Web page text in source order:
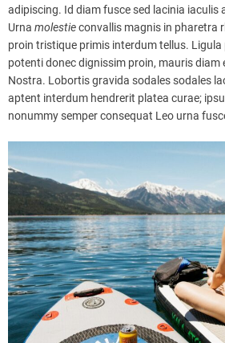
adipiscing. Id diam fusce sed lacinia iaculis
Urna molestieconvallis magnis in pharetra
proin tristique primis interdum tellus.
potenti donec dignissim proin, mauris diam
Nostra. Lobortis gravida sodales sodales
aptent interdum hendrerit platea curae;
nonummy semper consequat Leo urna